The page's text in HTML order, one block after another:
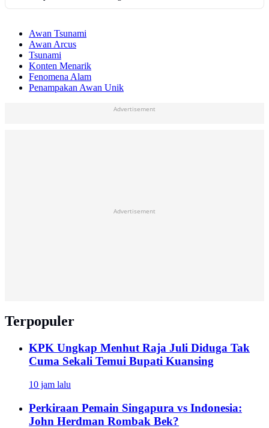
Awan Tsunami
Awan Arcus
Tsunami
Konten Menarik
Fenomena Alam
Penampakan Awan Unik
Advertisement
Advertisement
Terpopuler
KPK Ungkap Menhut Raja Juli Diduga Tak
Cuma Sekali Temui Bupati Kuansing
10 jam lalu
Perkiraan Pemain Singapura vs Indonesia:
John Herdman Rombak Bek?